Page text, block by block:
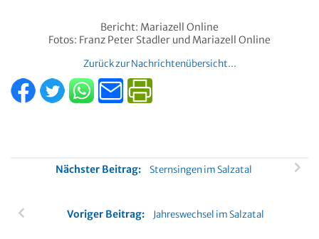
Bericht: Mariazell Online
Fotos: Franz Peter Stadler und Mariazell Online
Zurück zur Nachrichtenübersicht...
Nächster Beitrag: Sternsingen im Salzatal
Voriger Beitrag: Jahreswechsel im Salzatal